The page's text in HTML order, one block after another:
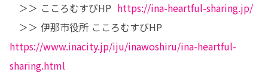
   ＞＞ こころむすびHP
https://ina-heartful-sharing.jp/
https://www.inacity.jp/iju/inawoshiru/ina-heartful-
sharing.html